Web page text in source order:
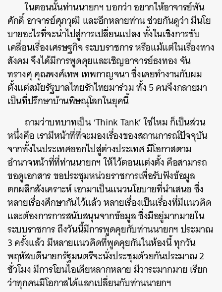
ในตอนนั้นท่านนายกฯ บอกว่า อยากให้อาจารย์พัน
ศักดิ์ อาจารย์ศุภวุฒิ และอีกหลายท่าน ช่วยกันดูว่า มีนโย
บายอะไรที่จะนำไปสู่การเปลี่ยนแปลง ทั้งในเชิงการขับ
เคลื่อนเรื่องเศรษฐกิจ ระบบราชการ หรือแม้แต่ในเรื่องทาง
สังคม จึงได้มีการพูดคุยและเชิญอาจารย์ธงทอง จัน
ทรางศุ คุณพงศ์เทพ เทพกาญจนา ซึ่งเคยทำงานกับผม
ตั้งแต่สมัยรัฐบาลไทยรักไทยมาร่วม ทั้ง 5 คนจึงกลายมา
เป็นที่ปรึกษาบ้านพิษณุโลกในยุคนี้
ถามว่าบทบาทเป็น ‘Think Tank’ ใช่ไหม ก็เป็นส่วน
หนึ่งคือ เรามีหน้าที่ที่จะมองเรื่องของสถานการณ์ปัจจุบัน
จากทั้งในประเทศออกไปสู่ต่างประเทศ มีโอกาสตาม
อำนาจหน้าที่ที่ท่านนายกฯ ให้ไว้ตอนแต่งตั้ง คือสามารถ
ขอดูเอกสาร ขอประชุมหน่วยราชการเพื่อรับฟังข้อมูล
ตกผลึกสังเคราะห์ เอามาเป็นแนวนโยบายที่นำเสนอ ซึ่ง
หลายเรื่องศึกษากันไว้แล้ว หลายเรื่องเป็นเรื่องที่มีแนวคิด
และต้องการการสนับสนุนจากข้อมูล ซึ่งมีอยู่มากมายใน
ระบบราชการ ถึงวันนี้มีการพูดคุยกับท่านนายกฯ ประมาณ
3 ครั้งแล้ว มีหลายแนวคิดที่พูดคุยกันในห้องนี้ ทุกวัน
พฤหัสบดีนายกรัฐมนตรีจะนั่งประชุมด้วยกันประมาณ 2
ชั่วโมง มีการโยนไอเดียหลากหลาย มีวาระมากมาย เรียก
ว่าทุกคนมีโอกาสได้แลกเปลี่ยนกับท่านนายกฯ